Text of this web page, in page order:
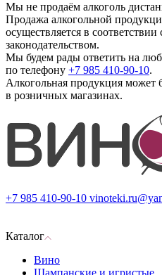
Мы не продаём алкоголь
Продажа алкогольной
осуществляется в
законодательством.
Мы будем рады ответить на
по телефону +7 985 410-90-10.
Алкогольная продукция может
в розничных магазинах.
+7 985 410-90-10
Каталог
Вино